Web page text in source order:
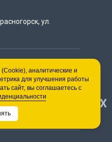
ул.
55-25
до 18:00
03-35
до 18:00 НАВЕРХ
аналитические и
для улучшения работы
сайт, вы соглашаетесь с